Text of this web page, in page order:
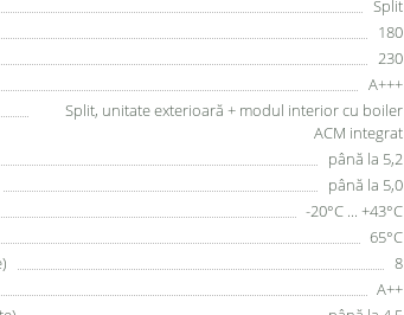
Split
180
230
A+++
Split, unitate exterioară + modul interior cu boiler
ACM integrat
până la 5,2
până la 5,0
-20°C ... +43°C
65°C
8
A++